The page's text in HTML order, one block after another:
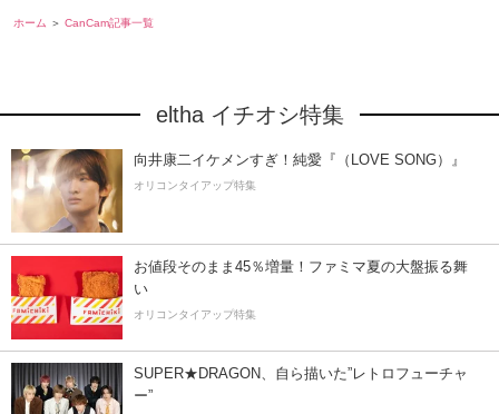
ホーム CanCam記事一覧
eltha イチオシ特集
向井康二イケメンすぎ！純愛『（LOVE SONG）』
オリコンタイアップ特集
お値段そのまま45％増量！ファミマ夏の大盤振る舞
い
オリコンタイアップ特集
SUPER★DRAGON、自ら描いた”レトロフューチャ
ー”